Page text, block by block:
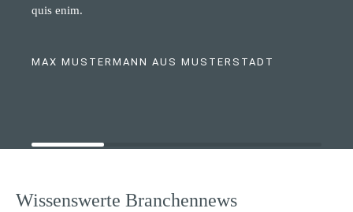
quis enim.
MAX MUSTERMANN AUS MUSTERSTADT
Wissenswerte Branchennews